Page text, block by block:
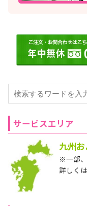
サービスエリア
九州
※一部、
詳しく